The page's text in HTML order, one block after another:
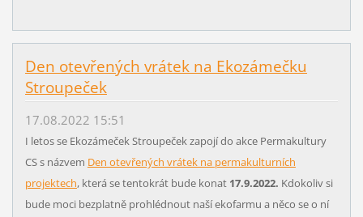
Den otevřených vrátek na Ekozámečku
Stroupeček
17.08.2022 15:51
I letos se Ekozámeček Stroupeček zapojí do akce Permakultury
CS s názvem Den otevřených vrátek na permakulturních
projektech, která se tentokrát bude konat 17.9.2022. Kdokoliv si
bude moci bezplatně prohlédnout naší ekofarmu a něco se o ní